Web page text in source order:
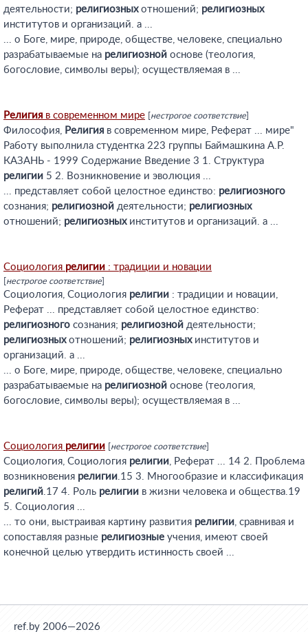
деятельности; религиозныхотношений; религиозных
институтов и организаций. а ...
... о Боге, мире, природе, обществе, человеке, специально
разрабатываемые на религиозной основе (теология,
богословие, символы веры); осуществляемая в ...
Религия в современном мире нестрогое соответствие
Философия, Религия в современном мире, Реферат ... мире"
Работу выполнила студентка 223 группы Баймашкина А.Р.
КАЗАНЬ - 1999 Содержание Введение 3 1. Структура
религии 5 2. Возникновение и эволюция ...
... представляет собой целостное единство: религиозного
сознания; религиозной деятельности; религиозных
отношений; религиозныхинститутов и организаций. а ...
Социология религии : традиции и новации
нестрогое соответствие
Социология, Социология религии : традиции и новации,
Реферат ... представляет собой целостное единство:
религиозного сознания; религиозной деятельности;
религиозныхотношений; религиозныхинститутов и
организаций. а ...
... о Боге, мире, природе, обществе, человеке, специально
разрабатываемые на религиозной основе (теология,
богословие, символы веры); осуществляемая в ...
Социология религии нестрогое соответствие
Социология, Социология религии, Реферат ... 14 2. Проблема
возникновения религии.15 3. Многообразие и классификация
религий.17 4. Роль религии в жизни человека и общества.19
5. Социология ...
... то они, выстраивая картину развития религии, сравнивая и
сопоставляя разные религиозные учения, имеют своей
конечной целью утвердить истинность своей ...
ref.by 2006—2026